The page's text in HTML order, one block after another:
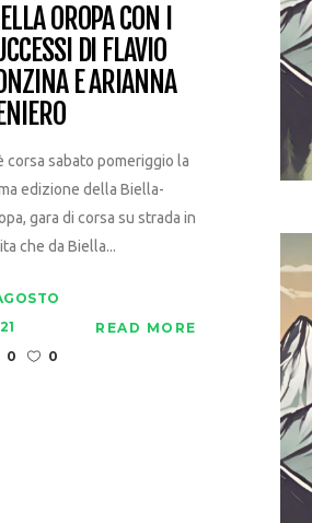
OROPA CON I
DI FLAVIO
E ARIANNA
corsa sabato pomeriggio la
edizione della Biella-
gara di corsa su strada in
che da Biella...
0
0
READ MORE